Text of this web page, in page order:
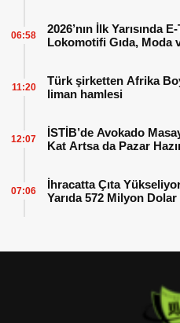
2026’nın İlk Yarısında
Lokomotifi Gıda, Moda
06:58
Türk şirketten Afrika
liman hamlesi
11:20
İSTİB’de Avokado
Kat Artsa da Pazar
12:07
İhracatta Çıta
Yarıda 572 Milyon Dolar
07:06